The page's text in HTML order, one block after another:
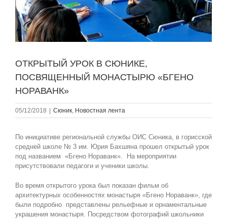
ОТКРЫТЫЙ УРОК В СЮНИКЕ,
ПОСВЯЩЕННЫЙ МОНАСТЫРЮ «БГЕНО
НОРАВАНК»
05/12/2018 Сюник, Новостная лента
По инициативе региональной службы ОИС Сюника, в горисской
средней школе № 3 им. Юрия Бахшяна прошел открытый урок
под названием «Бгено Нораванк». На мероприятии
присутствовали педагоги и ученики школы.
Во время открытого урока был показан фильм об
архитектурных особенностях монастыря «Бгено Нораванк», где
были подробно представлены рельефные и орнаментальные
украшения монастыря. Посредством фотографий школьники